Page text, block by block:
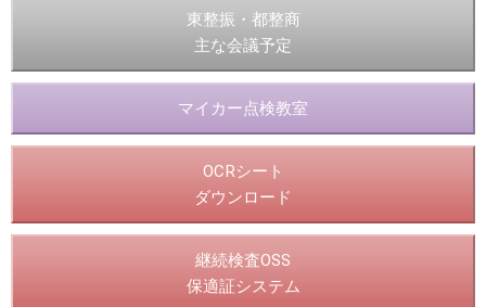
東整振・都整商
主な会議予定
マイカー点検教室
OCRシート
ダウンロード
継続検査OSS
保適証システム